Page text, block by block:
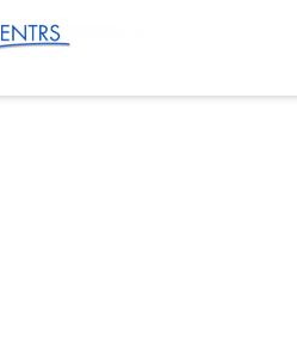
Сервис Chrysler в Риге